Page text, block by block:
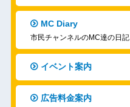
MC Diary
市民チャンネルのMC達の日記
イベント案内
広告料金案内